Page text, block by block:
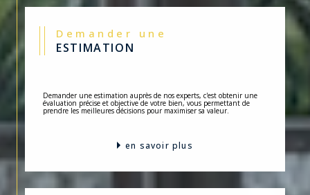
Demander une
ESTIMATION
Demander une estimation auprès de nos experts, c'est obtenir une
évaluation précise et objective de votre bien, vous permettant de
prendre les meilleures décisions pour maximiser sa valeur.
en savoir plus